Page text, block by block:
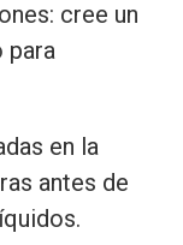
cree un
para
en la
antes de